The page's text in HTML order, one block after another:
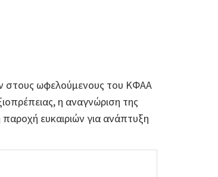
στους ωφελούμενους του ΚΦΑΑ
η αναγνώριση της
ευκαιριών για ανάπτυξη